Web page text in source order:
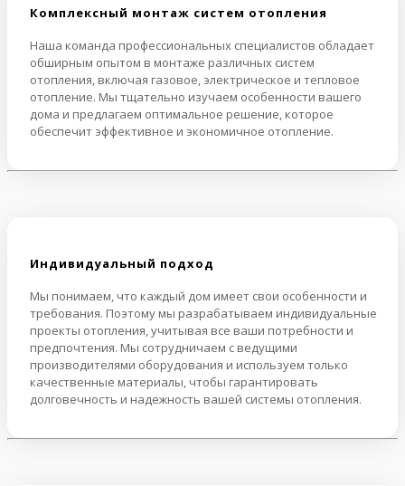
Комплексный монтаж систем отопления
Наша команда профессиональных специалистов обладает
обширным опытом в монтаже различных систем
отопления, включая газовое, электрическое и тепловое
отопление. Мы тщательно изучаем особенности вашего
дома и предлагаем оптимальное решение, которое
обеспечит эффективное и экономичное отопление.
Индивидуальный подход
Мы понимаем, что каждый дом имеет свои особенности и
требования. Поэтому мы разрабатываем индивидуальные
проекты отопления, учитывая все ваши потребности и
предпочтения. Мы сотрудничаем с ведущими
производителями оборудования и используем только
качественные материалы, чтобы гарантировать
долговечность и надежность вашей системы отопления.